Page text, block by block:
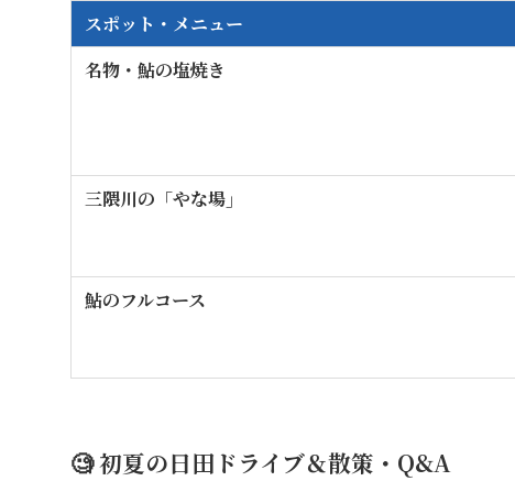
スポット・メニュー
名物・鮎の塩焼き
三隈川の「やな場」
鮎のフルコース
🧐 初夏の日田ドライブ＆散策・Q&A